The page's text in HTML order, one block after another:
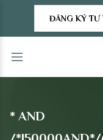
ĐĂNG KÝ TƯ
* AND